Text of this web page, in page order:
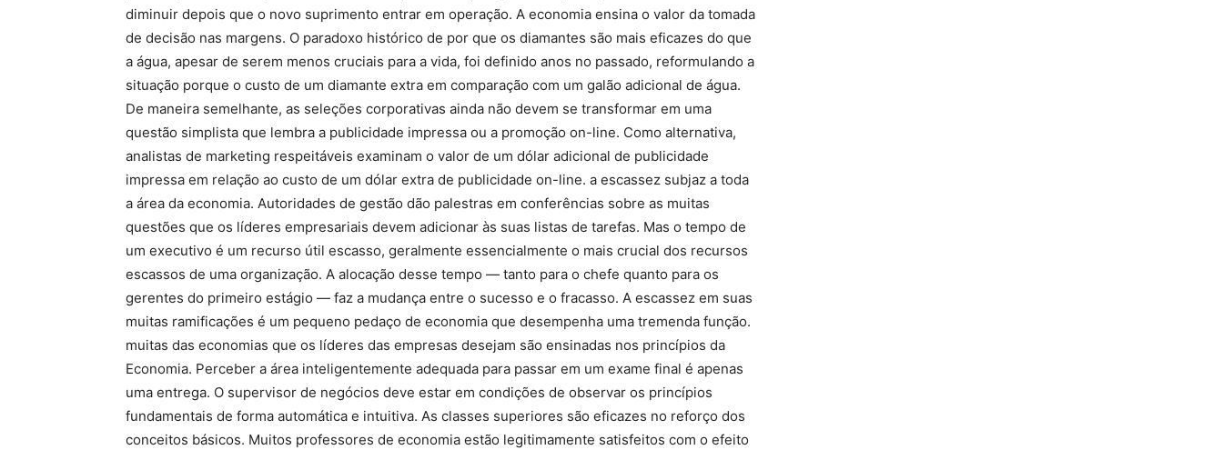
diminuir depois que o novo suprimento entrar em operação. A economia ensina o valor da tomada
de decisão nas margens. O paradoxo histórico de por que os diamantes são mais eficazes do que
a água, apesar de serem menos cruciais para a vida, foi definido anos no passado, reformulando a
situação porque o custo de um diamante extra em comparação com um galão adicional de água.
De maneira semelhante, as seleções corporativas ainda não devem se transformar em uma
questão simplista que lembra a publicidade impressa ou a promoção on-line. Como alternativa,
analistas de marketing respeitáveis ​​examinam o valor de um dólar adicional de publicidade
impressa em relação ao custo de um dólar extra de publicidade on-line. a escassez subjaz a toda
a área da economia. Autoridades de gestão dão palestras em conferências sobre as muitas
questões que os líderes empresariais devem adicionar às suas listas de tarefas. Mas o tempo de
um executivo é um recurso útil escasso, geralmente essencialmente o mais crucial dos recursos
escassos de uma organização. A alocação desse tempo — tanto para o chefe quanto para os
gerentes do primeiro estágio — faz a mudança entre o sucesso e o fracasso. A escassez em suas
muitas ramificações é um pequeno pedaço de economia que desempenha uma tremenda função.
muitas das economias que os líderes das empresas desejam são ensinadas nos princípios da
Economia. Perceber a área inteligentemente adequada para passar em um exame final é apenas
uma entrega. O supervisor de negócios deve estar em condições de observar os princípios
fundamentais de forma automática e intuitiva. As classes superiores são eficazes no reforço dos
conceitos básicos. Muitos professores de economia estão legitimamente satisfeitos com o efeito